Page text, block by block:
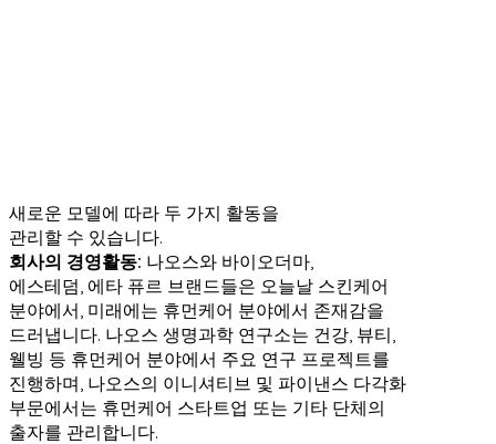
새로운 모델에 따라 두 가지 활동을
관리할 수 있습니다.
회사의 경영활동: 나오스와 바이오더마,
에스테덤, 에타 퓨르 브랜드들은 오늘날 스킨케어
분야에서, 미래에는 휴먼케어 분야에서 존재감을
드러냅니다. 나오스 생명과학 연구소는 건강, 뷰티,
웰빙 등 휴먼케어 분야에서 주요 연구 프로젝트를
진행하며, 나오스의 이니셔티브 및 파이낸스 다각화
부문에서는 휴먼케어 스타트업 또는 기타 단체의
출자를 관리합니다.